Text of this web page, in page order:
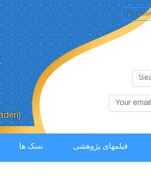
Русский
نسک ها فیلمهای پژوهشی